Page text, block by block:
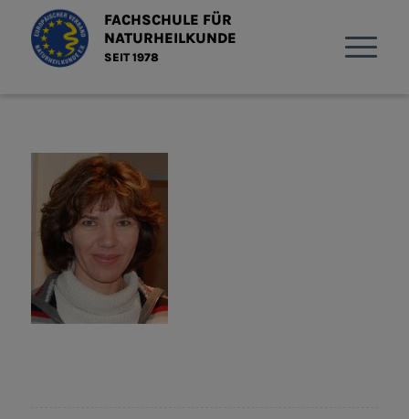
FACHSCHULE FÜR
NATURHEILKUNDE
SEIT 1978